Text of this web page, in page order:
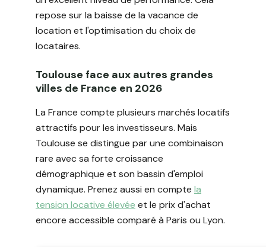
repose sur la baisse de la vacance de
location et l'optimisation du choix de
locataires.
Toulouse face aux autres grandes
villes de France en 2026
La France compte plusieurs marchés locatifs
attractifs pour les investisseurs. Mais
Toulouse se distingue par une combinaison
rare avec sa forte croissance
démographique et son bassin d'emploi
dynamique. Prenez aussi en compte la
tension locative élevée et le prix d'achat
encore accessible comparé à Paris ou Lyon.